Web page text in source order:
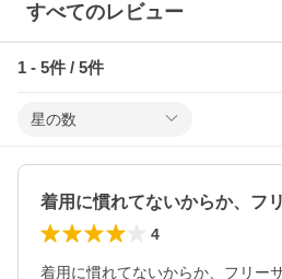
すべてのレビュー
1 - 5件 / 5件
星の数
4
着用に慣れてないからか、フリー